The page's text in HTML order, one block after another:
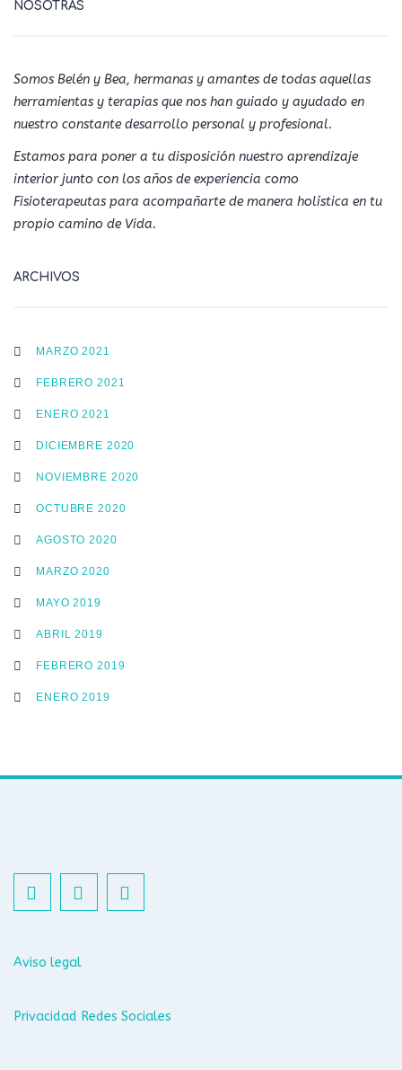
NOSOTRAS
Somos Belén y Bea, hermanas y amantes de todas aquellas
herramientas y terapias que nos han guiado y ayudado en
nuestro constante desarrollo personal y profesional.
Estamos para poner a tu disposición nuestro aprendizaje
interior junto con los años de experiencia como
Fisioterapeutas para acompañarte de manera holística en tu
propio camino de Vida.
ARCHIVOS
MARZO 2021
FEBRERO 2021
ENERO 2021
DICIEMBRE 2020
NOVIEMBRE 2020
OCTUBRE 2020
AGOSTO 2020
MARZO 2020
MAYO 2019
ABRIL 2019
FEBRERO 2019
ENERO 2019
Aviso legal
Privacidad Redes Sociales